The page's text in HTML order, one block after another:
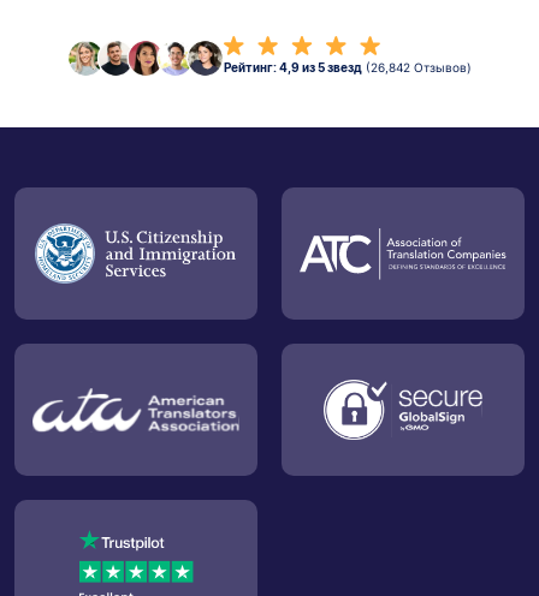
Рейтинг: 4,9 из 5 звезд (26,842 Отзывов)